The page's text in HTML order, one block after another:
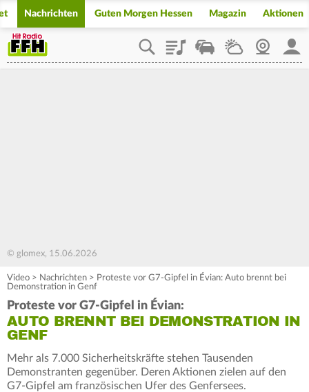
Nachrichten Guten Morgen Hessen Magazin Aktionen
PlaylistStaupilotWetterWebcam
© glomex, 15.06.2026
Video > Nachrichten > Proteste vor G7-Gipfel in Évian: Auto brennt bei
Demonstration in Genf
Proteste vor G7-Gipfel in Évian:
AUTO BRENNT BEI DEMONSTRATION IN
GENF
Mehr als 7.000 Sicherheitskräfte stehen Tausenden
Demonstranten gegenüber. Deren Aktionen zielen auf den
G7-Gipfel am französischen Ufer des Genfersees.